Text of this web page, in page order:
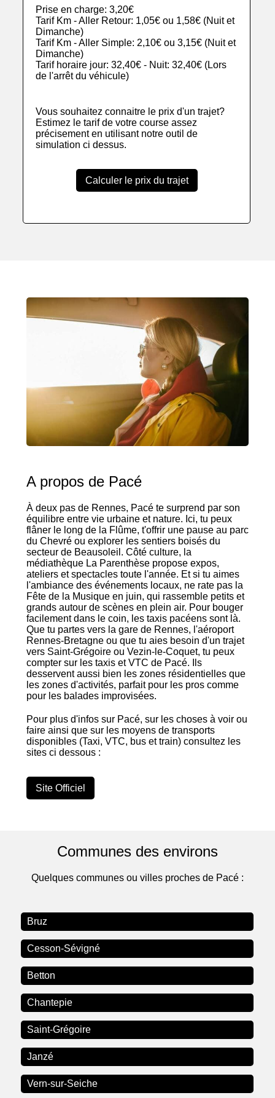
Prise en charge: 3,20€
Tarif Km - Aller Retour: 1,05€ ou 1,58€ (Nuit et
Dimanche)
Tarif Km - Aller Simple: 2,10€ ou 3,15€ (Nuit et
Dimanche)
Tarif horaire jour: 32,40€ - Nuit: 32,40€ (Lors
de l'arrêt du véhicule)
Vous souhaitez connaitre le prix d'un trajet?
Estimez le tarif de votre course assez
précisement en utilisant notre outil de
simulation ci dessus.
Calculer le prix du trajet
A propos de Pacé
À deux pas de Rennes, Pacé te surprend par son
équilibre entre vie urbaine et nature. Ici, tu peux
flâner le long de la Flûme, t'offrir une pause au parc
du Chevré ou explorer les sentiers boisés du
secteur de Beausoleil. Côté culture, la
médiathèque La Parenthèse propose expos,
ateliers et spectacles toute l'année. Et si tu aimes
l'ambiance des événements locaux, ne rate pas la
Fête de la Musique en juin, qui rassemble petits et
grands autour de scènes en plein air. Pour bouger
facilement dans le coin, les taxis pacéens sont là.
Que tu partes vers la gare de Rennes, l'aéroport
Rennes-Bretagne ou que tu aies besoin d'un trajet
vers Saint-Grégoire ou Vezin-le-Coquet, tu peux
compter sur les taxis et VTC de Pacé. Ils
desservent aussi bien les zones résidentielles que
les zones d'activités, parfait pour les pros comme
pour les balades improvisées.
Pour plus d'infos sur Pacé, sur les choses à voir ou
faire ainsi que sur les moyens de transports
disponibles (Taxi, VTC, bus et train) consultez les
sites ci dessous :
Site Officiel
Communes des environs
Quelques communes ou villes proches de Pacé :
Bruz
Cesson-Sévigné
Betton
Chantepie
Saint-Grégoire
Janzé
Vern-sur-Seiche